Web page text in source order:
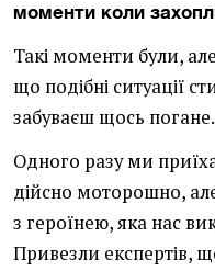
моменти коли
Такі моменти були,
що подібні ситуації
забуваєш щось погане.
Одного разу ми
дійсно моторошно,
з героїнею, яка нас
Привезли експертів,